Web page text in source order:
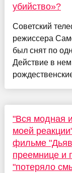
убийство»?
Советский
режиссера
был снят по
Действие в
"Вся модная
моей
фильме
преемнице и
"потеряло